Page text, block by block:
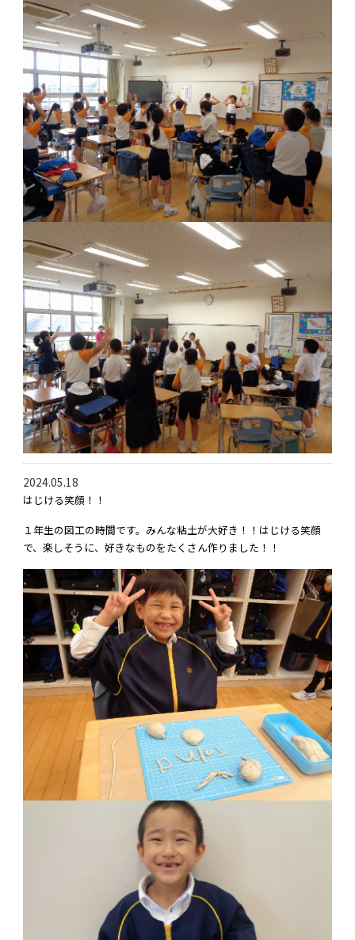
2024.05.18
はじける笑顔！！
１年生の図工の時間です。みんな粘土が大好き！！はじける笑顔
で、楽しそうに、好きなものをたくさん作りました！！